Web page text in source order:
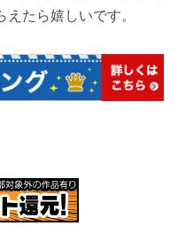
たら嬉しいです。